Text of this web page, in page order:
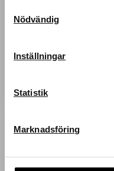
Nödvändig
Inställningar
Statistik
Marknadsföring
Mejladress